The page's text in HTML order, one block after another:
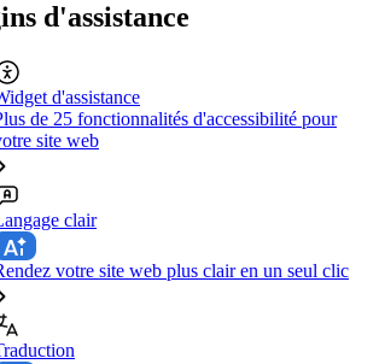
d'assistance
d'assistance
de 25 fonctionnalités d'accessibilité pour
site web
clair
votre site web plus clair en un seul clic